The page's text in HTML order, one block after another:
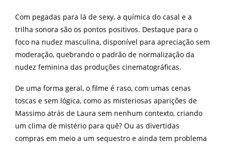
Com pegadas para lá de sexy, a química do casal e a
trilha sonora são os pontos positivos. Destaque para o
foco na nudez masculina, disponível para apreciação sem
moderação, quebrando o padrão de normalização da
nudez feminina das produções cinematográficas.
De uma forma geral, o filme é raso, com umas cenas
toscas e sem lógica, como as misteriosas aparições de
Massimo atrás de Laura sem nenhum contexto, criando
um clima de mistério para quê? Ou as divertidas
compras em meio a um sequestro e ainda tem problema